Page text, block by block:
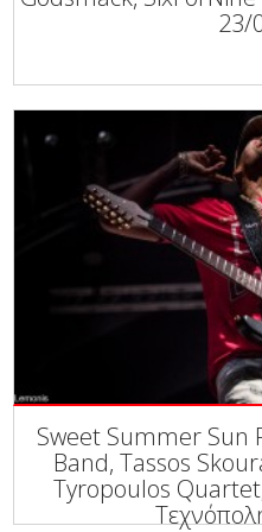
23/
Sweet Summer Sun
Band, Tassos
Tyropoulos